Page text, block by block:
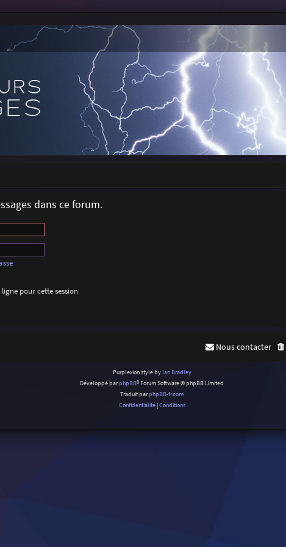
dans ce forum.
pour cette session
Nous contacter
Purplexion style by Ian Bradley
Développé parphpBB® Forum Software © phpBB Limited
Traduit parphpBB-fr.com
Confidentialité|Conditions